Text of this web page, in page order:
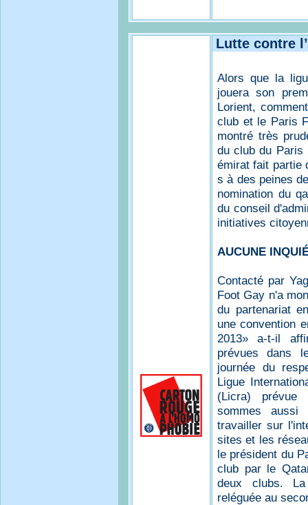
Lutte contre
Alors que la
jouera son
Lorient,
club et le Paris
montré très
du club du Paris
émirat fait partie
s à des peines
nomination du
du conseil
initiatives
AUCUNE
Contacté par
Foot Gay n'a
du partenariat
une convention
2013» a-t-il
prévues dans
journée du
Ligue
(Licra) prévue
sommes
travailler sur
sites et les
le président du
club par le
deux clubs.
reléguée au